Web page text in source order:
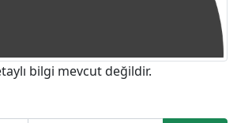
bilgi mevcut değildir.